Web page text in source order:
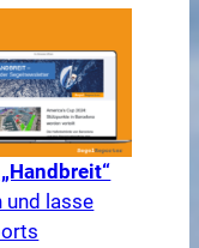
und lasse